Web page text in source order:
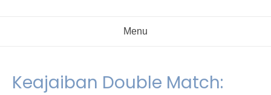
Menu
Keajaiban Double Match: